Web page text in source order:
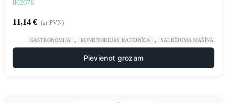
802076
11,14 € (ar PVN)
GASTRONOMIJA KONDITOREJAS KAFEJNĪCA SALDĒJUMA MAŠĪNAS
Pievienot grozam